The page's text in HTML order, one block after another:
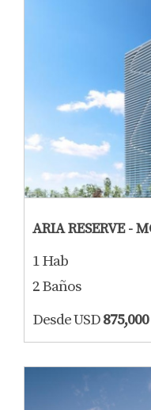
ARIA RESERVE -
1 Hab
2 Baños
Desde USD875,000